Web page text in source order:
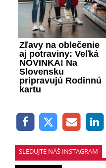
Zľavy na oblečenie
aj potraviny: Veľká
NOVINKA! Na
Slovensku
pripravujú Rodinnú
kartu
SLEDUJTE NÁŠ INSTAGRAM